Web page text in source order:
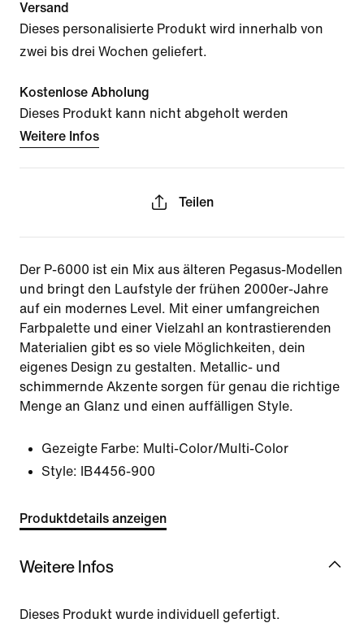
Versand
Dieses personalisierte Produkt wird innerhalb von
zwei bis drei Wochen geliefert.
Kostenlose Abholung
Dieses Produkt kann nicht abgeholt werden
Weitere Infos
Teilen
Der P-6000 ist ein Mix aus älteren Pegasus-Modellen
und bringt den Laufstyle der frühen 2000er-Jahre
auf ein modernes Level. Mit einer umfangreichen
Farbpalette und einer Vielzahl an kontrastierenden
Materialien gibt es so viele Möglichkeiten, dein
eigenes Design zu gestalten. Metallic- und
schimmernde Akzente sorgen für genau die richtige
Menge an Glanz und einen auffälligen Style.
Gezeigte Farbe: Multi-Color/Multi-Color
Style:
IB4456-900
Produktdetails anzeigen
Weitere Infos
Dieses Produkt wurde individuell gefertigt.